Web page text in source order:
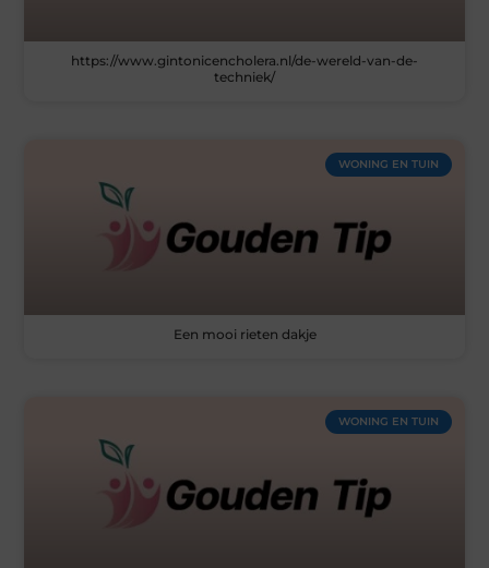
https://www.gintonicencholera.nl/de-wereld-van-de-
techniek/
WONING EN TUIN
Een mooi rieten dakje
WONING EN TUIN